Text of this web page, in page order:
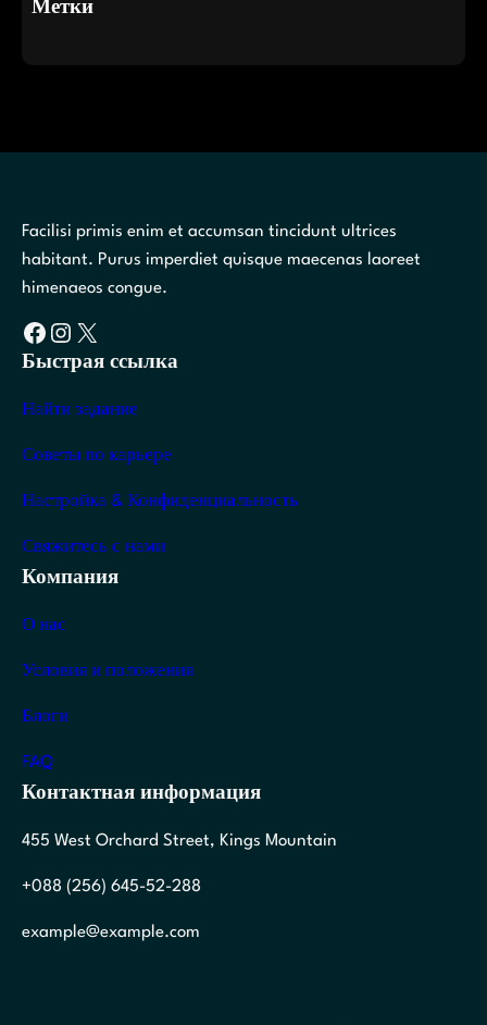
Метки
Facilisi primis enim et accumsan tincidunt ultrices
habitant. Purus imperdiet quisque maecenas laoreet
himenaeos congue.
Facebook Instagram X
Быстрая ссылка
Найти задание
Советы по карьере
Настройка & Конфиденциальность
Свяжитесь с нами
Компания
О нас
Условия и положения
Блоги
FAQ
Контактная информация
455 West Orchard Street, Kings Mountain
+088 (256) 645-52-288
example@example.com